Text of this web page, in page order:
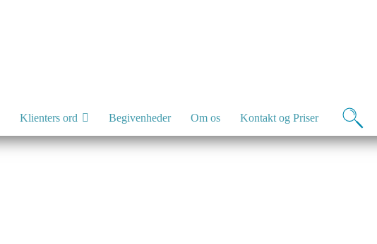
Klienters ord Begivenheder Om os Kontakt og Priser